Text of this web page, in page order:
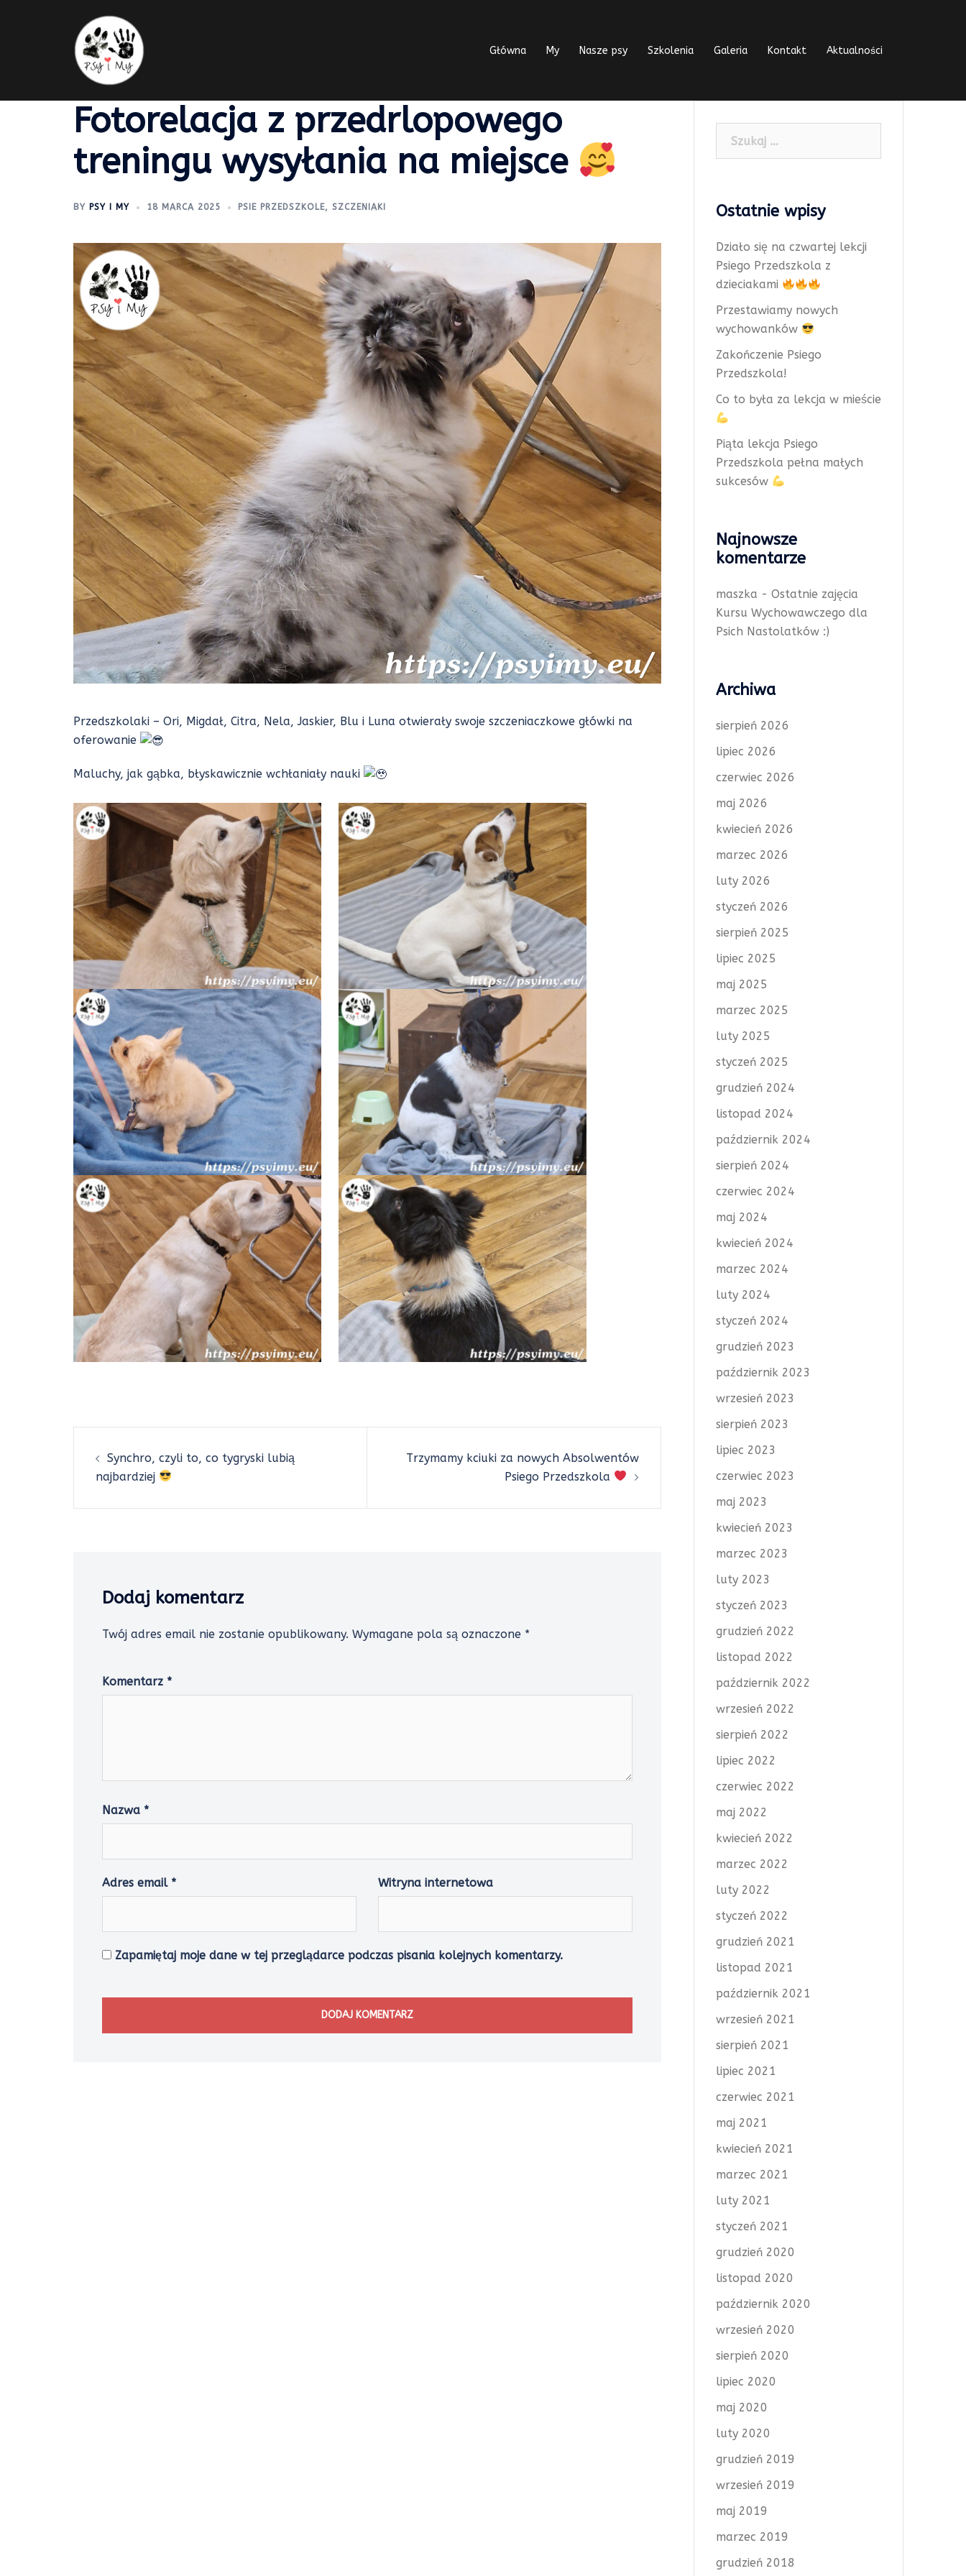
Główna My Nasze psy Szkolenia Galeria Kontakt Aktualności
Fotorelacja z przedrlopowego
treningu wysyłania na miejsce
BY PSY I MY 18 MARCA 2025 PSIE PRZEDSZKOLE, SZCZENIAKI
Przedszkolaki – Ori, Migdał, Citra, Nela, Jaskier, Blu i Luna otwierały swoje szczeniaczkowe główki na
oferowanie
Maluchy, jak gąbka, błyskawicznie wchłaniały nauki
Post
navigation
Synchro, czyli to, co tygryski lubią
najbardziej
Trzymamy kciuki za nowych Absolwentów
Psiego Przedszkola
Dodaj komentarz
Twój adres email nie zostanie opublikowany. Wymagane pola są oznaczone *
Komentarz *
Nazwa *
Adres email * Witryna internetowa
Zapamiętaj moje dane w tej przeglądarce podczas pisania kolejnych komentarzy.
Ostatnie wpisy
Działo się na czwartej lekcji
Psiego Przedszkola z
dzieciakami
Przestawiamy nowych
wychowanków
Zakończenie Psiego
Przedszkola!
Co to była za lekcja w mieście
Piąta lekcja Psiego
Przedszkola pełna małych
sukcesów
Najnowsze
komentarze
maszka - Ostatnie zajęcia
Kursu Wychowawczego dla
Psich Nastolatków :)
Archiwa
sierpień 2026
lipiec 2026
czerwiec 2026
maj 2026
kwiecień 2026
marzec 2026
luty 2026
styczeń 2026
sierpień 2025
lipiec 2025
maj 2025
marzec 2025
luty 2025
styczeń 2025
grudzień 2024
listopad 2024
październik 2024
sierpień 2024
czerwiec 2024
maj 2024
kwiecień 2024
marzec 2024
luty 2024
styczeń 2024
grudzień 2023
październik 2023
wrzesień 2023
sierpień 2023
lipiec 2023
czerwiec 2023
maj 2023
kwiecień 2023
marzec 2023
luty 2023
styczeń 2023
grudzień 2022
listopad 2022
październik 2022
wrzesień 2022
sierpień 2022
lipiec 2022
czerwiec 2022
maj 2022
kwiecień 2022
marzec 2022
luty 2022
styczeń 2022
grudzień 2021
listopad 2021
październik 2021
wrzesień 2021
sierpień 2021
lipiec 2021
czerwiec 2021
maj 2021
kwiecień 2021
marzec 2021
luty 2021
styczeń 2021
grudzień 2020
listopad 2020
październik 2020
wrzesień 2020
sierpień 2020
lipiec 2020
maj 2020
luty 2020
grudzień 2019
wrzesień 2019
maj 2019
marzec 2019
grudzień 2018